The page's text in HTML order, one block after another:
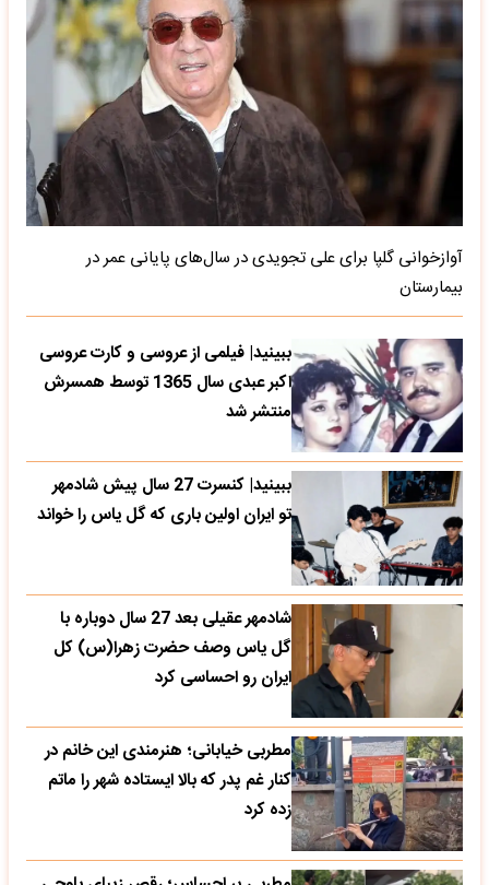
آوازخوانی گلپا برای علی تجویدی در سال‌های پایانی عمر در
بیمارستان
ببینید| فیلمی از عروسی و کارت عروسی
اکبر عبدی سال 1365 توسط همسرش
منتشر شد
ببینید| کنسرت 27 سال پیش شادمهر
تو ایران اولین باری که گل یاس را خواند
شادمهر عقیلی بعد 27 سال دوباره با
گل یاس وصف حضرت زهرا(س) کل
ایران رو احساسی کرد
مطربی خیابانی؛ هنرمندی این خانم در
کنار غم پدر که بالا ایستاده شهر را ماتم
زده کرد